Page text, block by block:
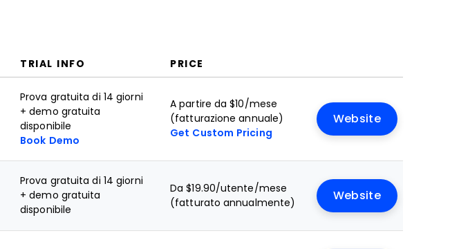
TRIAL INFO PRICE
Prova gratuita di 14 giorni
+ demo gratuita
disponibile
Book Demo
A partire da $10/mese
(fatturazione annuale)
Get Custom Pricing
Website
Prova gratuita di 14 giorni
+ demo gratuita
disponibile
Da $19.90/utente/mese
(fatturato annualmente)
Website